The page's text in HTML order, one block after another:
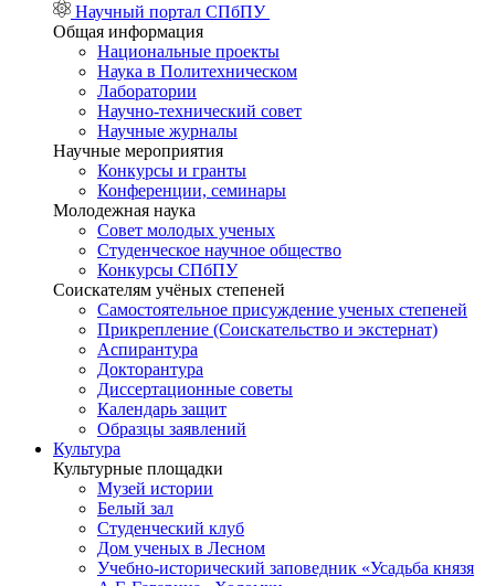
Научный портал СПбПУ
Общая информация
Национальные проекты
Наука в Политехническом
Лаборатории
Научно-технический совет
Научные журналы
Научные мероприятия
Конкурсы и гранты
Конференции, семинары
Молодежная наука
Совет молодых ученых
Студенческое научное общество
Конкурсы СПбПУ
Соискателям учёных степеней
Самостоятельное присуждение ученых степеней
Прикрепление (Соискательство и экстернат)
Аспирантура
Докторантура
Диссертационные советы
Календарь защит
Образцы заявлений
Культура
Культурные площадки
Музей истории
Белый зал
Студенческий клуб
Дом ученых в Лесном
Учебно-исторический заповедник «Усадьба князя